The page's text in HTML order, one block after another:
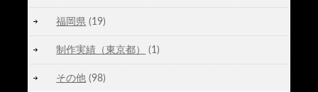
福岡県 (19)
制作実績（東京都） (1)
その他 (98)